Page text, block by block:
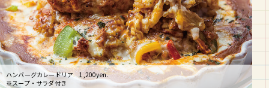
ハンバーグカレードリア 1,200yen.
※スープ・サラダ付き